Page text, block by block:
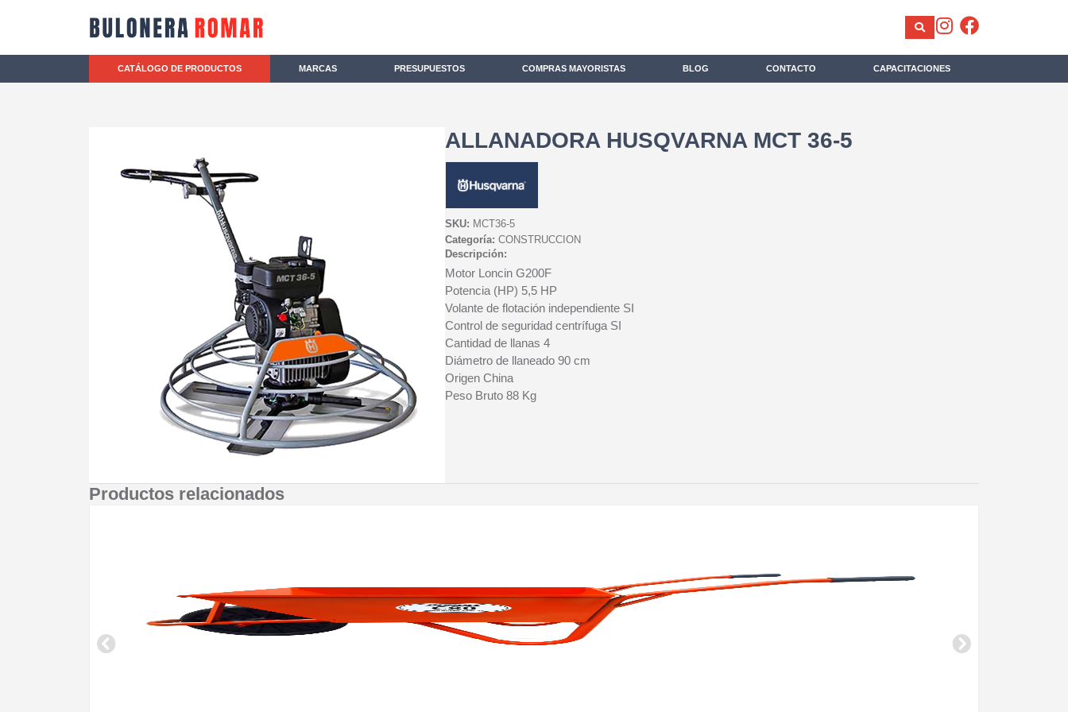
CATÁLOGO DE PRODUCTOS MARCAS PRESUPUESTOS COMPRAS MAYORISTAS BLOG CONTACTO CAPACITACIONES
ALLANADORA HUSQVARNA MCT 36-5
SKU: MCT36-5
Categoría: CONSTRUCCION
Descripción:
Motor Loncin G200F
Potencia (HP) 5,5 HP
Volante de flotación independiente SI
Control de seguridad centrífuga SI
Cantidad de llanas 4
Diámetro de llaneado 90 cm
Origen China
Peso Bruto 88 Kg
Productos relacionados